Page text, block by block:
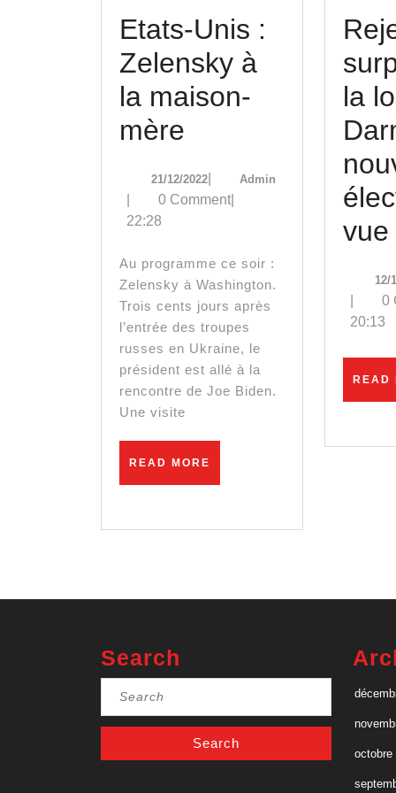
Etats-Unis :
Zelensky à
la maison-
mère
:
à
la
maison-
mère
21/12/202221/12/2022
Admin
0 Comment
22:28
Au programme ce soir :
Zelensky à Washington.
Trois cents jours après
l’entrée des troupes
russes en Ukraine, le
président est allé à la
rencontre de Joe Biden.
Une visite
READ MORE
la
vue
12/
0
20:13
READ
Search
octobre